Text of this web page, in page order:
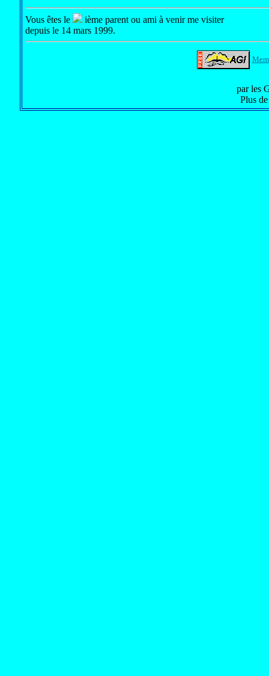
Vous êtes le
ième parent ou ami à venir me visiter
depuis le 14 mars 1999.
par les
Plus